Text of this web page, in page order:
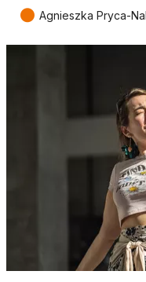
● Agnieszka Pryca-